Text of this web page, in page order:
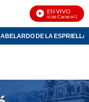
EN VIVO
Noticias Caracol En
ABELARDO DE LA ESPRIELLA